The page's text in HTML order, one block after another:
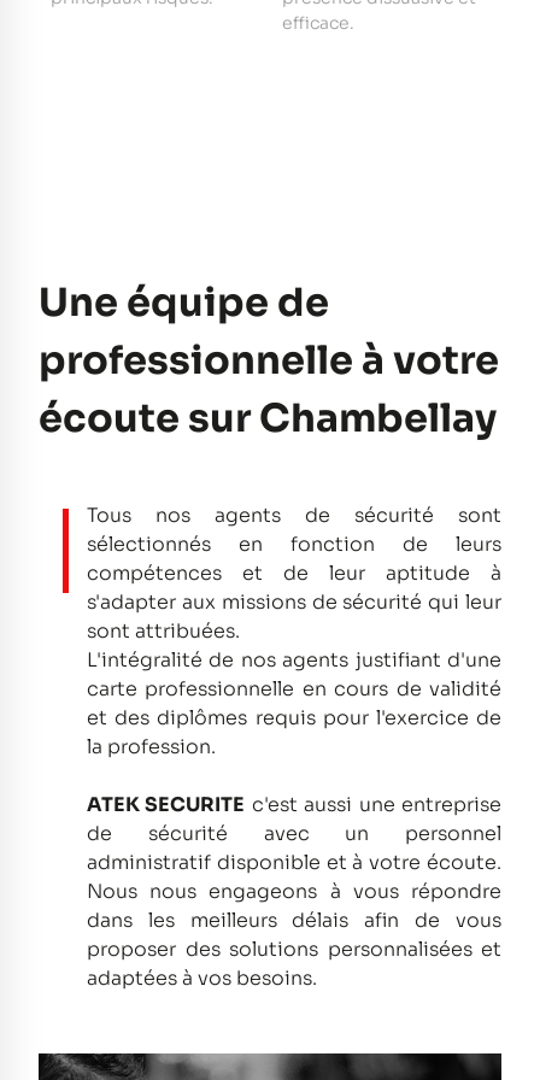
efficace.
Une équipe de
professionnelle à votre
écoute sur Chambellay
Tous nos agents de sécurité sont
sélectionnés en fonction de leurs
compétences et de leur aptitude à
s'adapter aux missions de sécurité qui leur
sont attribuées.
L'intégralité de nos agents justifiant d'une
carte professionnelle en cours de validité
et des diplômes requis pour l'exercice de
la profession.
ATEK SECURITE c'est aussi une entreprise
de sécurité avec un personnel
administratif disponible et à votre écoute.
Nous nous engageons à vous répondre
dans les meilleurs délais afin de vous
proposer des solutions personnalisées et
adaptées à vos besoins.